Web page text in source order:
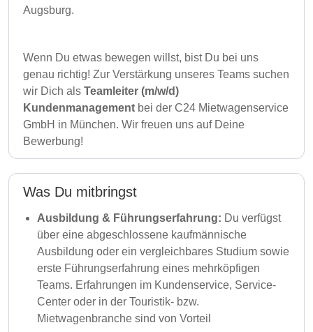
Augsburg.
Wenn Du etwas bewegen willst, bist Du bei uns
genau richtig! Zur Verstärkung unseres Teams suchen
wir Dich als Teamleiter (m/w/d)
Kundenmanagement bei der C24 Mietwagenservice
GmbH in München. Wir freuen uns auf Deine
Bewerbung!
Was Du mitbringst
Ausbildung & Führungserfahrung: Du verfügst
über eine abgeschlossene kaufmännische
Ausbildung oder ein vergleichbares Studium sowie
erste Führungserfahrung eines mehrköpfigen
Teams. Erfahrungen im Kundenservice, Service-
Center oder in der Touristik- bzw.
Mietwagenbranche sind von Vorteil